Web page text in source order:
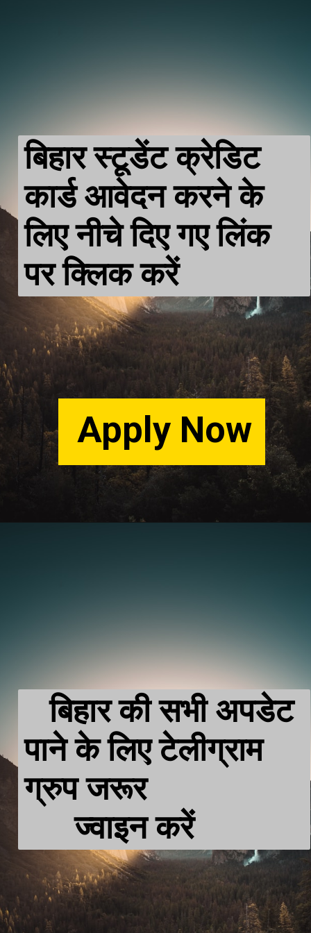
बिहार स्टूडेंट क्रेडिट
कार्ड आवेदन करने के
लिए नीचे दिए गए लिंक
पर क्लिक करें
Apply Now
बिहार की सभी अपडेट
पाने के लिए टेलीग्राम
ग्रुप जरूर
ज्वाइन करें